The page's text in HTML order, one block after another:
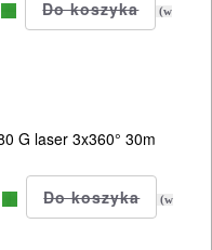
(w
G laser 3x360° 30m
(w